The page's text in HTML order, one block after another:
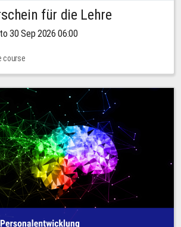
für die Lehre
30 Sep 2026 06:00
course